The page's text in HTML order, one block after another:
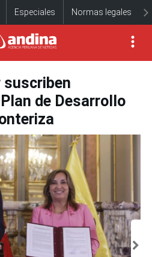
Especiales Normas legales
suscriben
de Desarrollo